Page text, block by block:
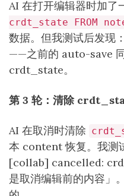
AI 在打开编辑器时加了
crdt_state FROM
数据。但我测试后发现
——之前的 auto-save
crdt_state。
第 3 轮：清除
AI 在取消时清除
本 content 恢复。我测
[collab] cancelled:
是取消编辑前的内容」